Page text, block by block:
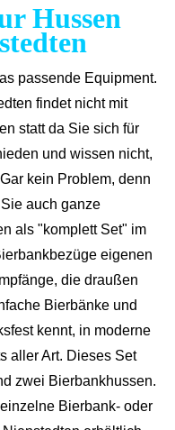
Hussen
passende Equipment.
findet nicht mit
statt da Sie sich für
und wissen nicht,
kein Problem, denn
auch ganze
als "komplett Set" im
eigenen
die draußen
Bierbänke und
kennt, in moderne
aller Art. Dieses Set
zwei Bierbankhussen.
Bierbank- oder